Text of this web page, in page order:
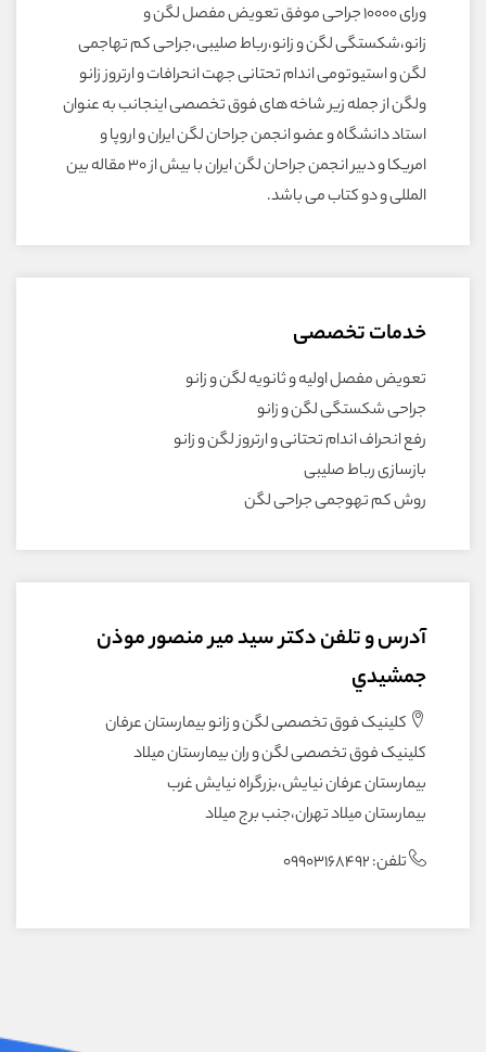
ورای ۱۰۰۰۰ جراحی موفق تعویض مفصل لگن و
زانو،شکستگی لگن و زانو،رباط صلیبی،جراحی کم تهاجمی
لگن و استیوتومی اندام تحتانی جهت انحرافات و ارتروز زانو
ولگن از جمله زیر شاخه های فوق تخصصی اینجانب به عنوان
استاد دانشگاه و عضو انجمن جراحان لگن ایران و اروپا و
امریکا و دبیر انجمن جراحان لگن ایران با بیش از ۳۰ مقاله بین
المللی و دو کتاب می باشد.
خدمات تخصصی
تعویض مفصل اولیه و ثانویه لگن و زانو
جراحی شکستگی لگن و زانو
رفع انحراف اندام تحتانی و ارتروز لگن و زانو
بازسازی رباط صلیبی
روش کم تهوجمی جراحی لگن
آدرس و تلفن دکتر سيد مير منصور موذن
جمشيدي
کلینیک فوق تخصصی لگن و زانو بیمارستان عرفان
کلینیک فوق تخصصی لگن و ران بیمارستان میلاد
بیمارستان عرفان نیایش،بزرگراه نیایش غرب
بیمارستان میلاد تهران،جنب برج میلاد
تلفن: 09903168492